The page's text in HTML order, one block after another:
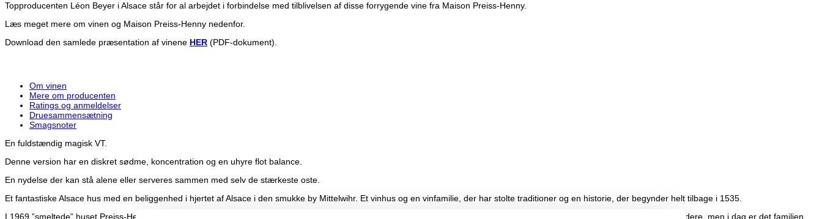
Topproducenten Léon Beyer i Alsace står for al arbejdet i forbindelse med tilblivelsen af disse forrygende vine fra Maison Preiss-Henny.
Læs meget mere om vinen og Maison Preiss-Henny nedenfor.
Download den samlede præsentation af vinene HER (PDF-dokument).
Om vinen
Mere om producenten
Ratings og anmeldelser
Druesammensætning
Smagsnoter
En fuldstændig magisk VT.
Denne version har en diskret sødme, koncentration og en uhyre flot balance.
En nydelse der kan stå alene eller serveres sammen med selv de stærkeste oste.
Et fantastiske Alsace hus med en beliggenhed i hjertet af Alsace i den smukke by Mittelwihr. Et vinhus og en vinfamilie, der har stolte traditioner og en historie, der begynder helt tilbage i 1535.
I 1969 ”smeltede” huset Preiss-Henny sammen med det endnu mere berømte vinhus Léon Beyer idet Hubert Preiss giftede sig med Chantal Beyer. Huset Preiss-Henny kørte videre, men i dag er det familien